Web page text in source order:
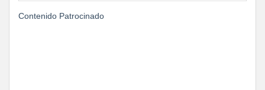
Contenido Patrocinado